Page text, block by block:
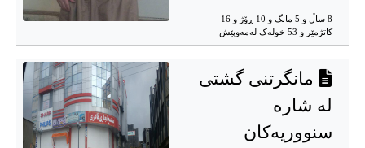
8 ساڵ و 5 مانگ و 10 ڕۆژ و 16
کاتژمێر و 53 خوله‌ک له‌مه‌وپێش‌
مانگرتنی گشتی
لە شاره
سنووریەکان